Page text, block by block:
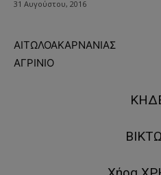
31 Αυγούστου, 2016
ΑΙΤΩΛΟΑΚΑΡΝΑΝΙΑΣ
ΑΓΡΙΝΙΟ